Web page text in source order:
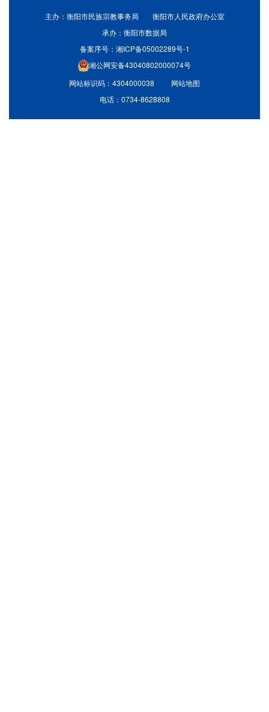
主办：衡阳市民族宗教事务局 衡阳市人民政府办公室
承办：衡阳市数据局
备案序号：湘ICP备05002289号-1
湘公网安备43040802000074号
网站标识码：4304000038
网站地图
电话：0734-8628808